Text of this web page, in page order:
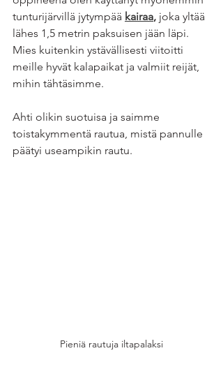
tunturijärvillä jytympää kairaa, joka yltää
lähes 1,5 metrin paksuisen jään läpi.
Mies kuitenkin ystävällisesti viitoitti
meille hyvät kalapaikat ja valmiit reijät,
mihin tähtäsimme.
Ahti olikin suotuisa ja saimme
toistakymmentä rautua, mistä pannulle
päätyi useampikin rautu.
Pieniä rautuja iltapalaksi